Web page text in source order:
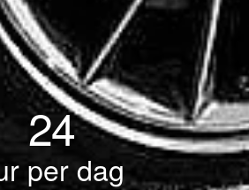
24
per dag